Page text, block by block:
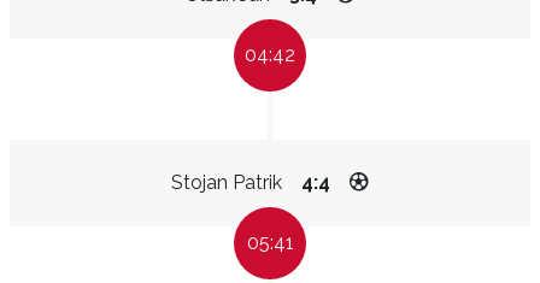
04:42
Stojan Patrik 4:4
05:41